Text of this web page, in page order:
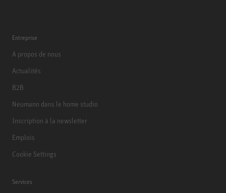
Entreprise
A propos de nous
Actualités
B2B
Neumann dans le home studio
Inscription à la newsletter
Emplois
Cookie Settings
Services